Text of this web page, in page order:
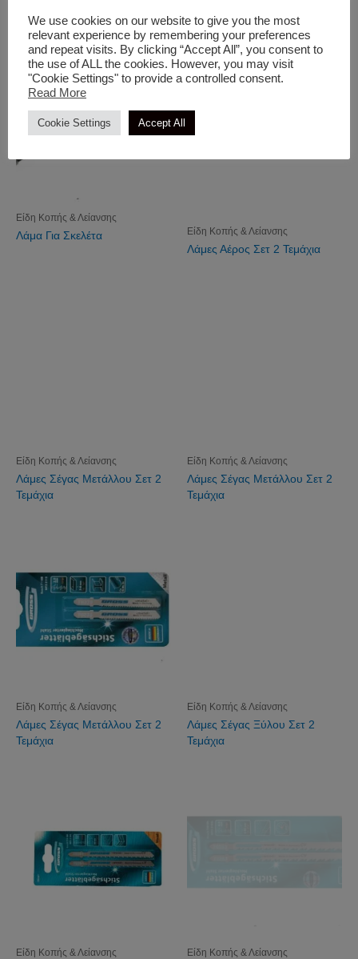
Λάμα Αέρος Λάμα Για Πλάνη Γυψοσανίδας
Είδη Κοπής & Λείανσης
Λάμα Για Σκελέτα Είδη Κοπής & Λείανσης
Λάμες Αέρος Σετ 2 Τεμάχια
Είδη Κοπής & Λείανσης
Λάμες Σέγας Μετάλλου Σετ 2
Τεμάχια
Είδη Κοπής & Λείανσης
Λάμες Σέγας Μετάλλου Σετ 2
Τεμάχια
Είδη Κοπής & Λείανσης
Λάμες Σέγας Μετάλλου Σετ 2
Τεμάχια
Είδη Κοπής & Λείανσης
Λάμες Σέγας Ξύλου Σετ 2
Τεμάχια
Είδη Κοπής & Λείανσης Είδη Κοπής & Λείανσης
We use cookies on our website to give you the most
relevant experience by remembering your preferences
and repeat visits. By clicking “Accept All”, you consent to
the use of ALL the cookies. However, you may visit
"Cookie Settings" to provide a controlled consent.
Read More
Cookie Settings Accept All